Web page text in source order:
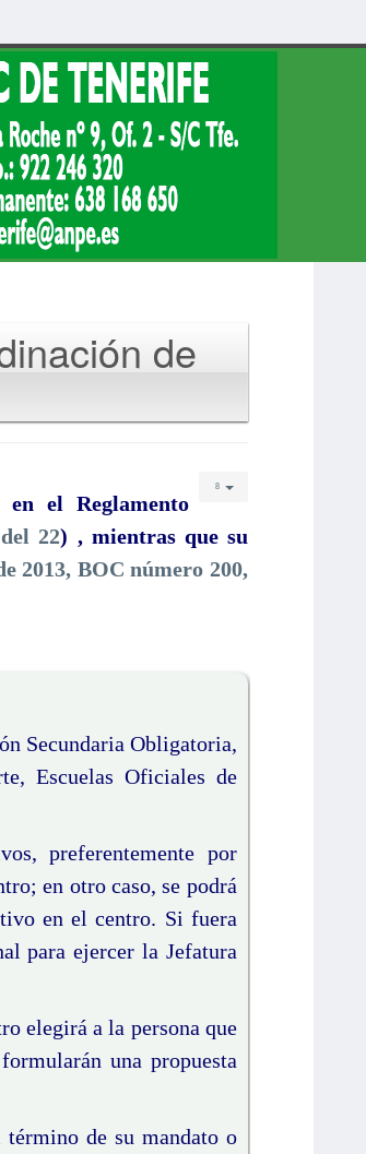
de
en el Reglamento
22) , mientras que su
2013, BOC número 200,
Secundaria Obligatoria,
Escuelas Oficiales de
preferentemente por
en otro caso, se podrá
en el centro. Si fuera
para ejercer la Jefatura
elegirá a la persona que
una propuesta
término de su mandato o